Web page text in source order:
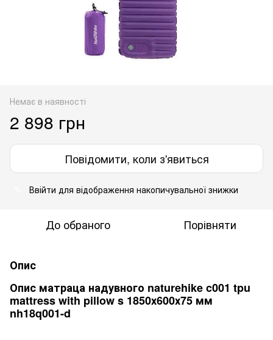
Немає в наявності
2 898 грн
Повідомити, коли з'явиться
Ввійти для відображення накопичувальної знижки
До обраного Порівняти
Опис
Опис матраца надувного naturehike c001 tpu
mattress with pillow s 1850х600х75 мм
nh18q001-d